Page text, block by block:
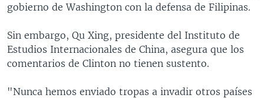
gobierno de Washington con la defensa de Filipinas.
Sin embargo, Qu Xing, presidente del Instituto de
Estudios Internacionales de China, asegura que los
comentarios de Clinton no tienen sustento.
"Nunca hemos enviado tropas a invadir otros países